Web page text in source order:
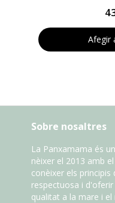
Afegir
Sobre nosaltres
La Panxamama és
nèixer el 2013 amb
conèixer els principis
respectuosa i
qualitat a la mare i el